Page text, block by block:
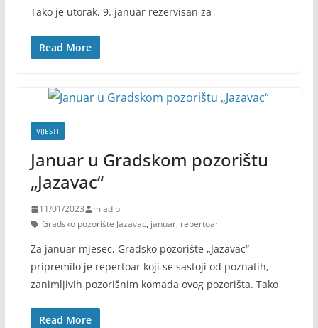
Tako je utorak, 9. januar rezervisan za
Read More
VIJESTI
Januar u Gradskom pozorištu
„Jazavac“
11/01/2023
mladibl
Gradsko pozorište Jazavac, januar, repertoar
Za januar mjesec, Gradsko pozorište „Jazavac“
pripremilo je repertoar koji se sastoji od poznatih,
zanimljivih pozorišnim komada ovog pozorišta. Tako
Read More